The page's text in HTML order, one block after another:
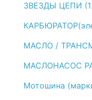
ЗВЕЗДЫ ЦЕПИ
МАСЛО /
МАСЛОНАСОС
Мотошина